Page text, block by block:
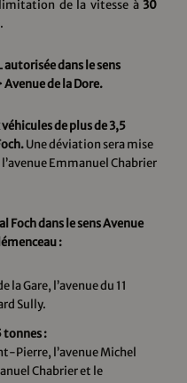
de la vitesse à30
dans le sens
de la Dore.
de plus de 3,5
Une déviation sera mise
Emmanuel Chabrier
Foch dans le sens Avenue
:
la Gare, l’avenue du 11
Sully.
tonnes :
Pierre, l’avenue Michel
Chabrier et le